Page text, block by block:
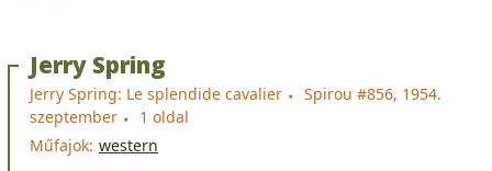
Jerry Spring
Jerry Spring: Le splendide cavalier
Spirou #856, 1954.
szeptember
1 oldal
Műfajok: western